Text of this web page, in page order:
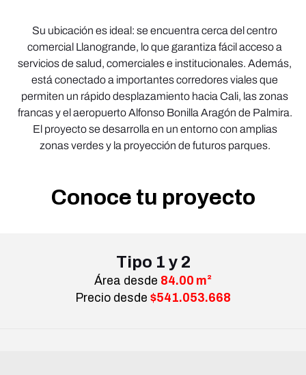
Su ubicación es ideal: se encuentra cerca del centro
comercial Llanogrande, lo que garantiza fácil acceso a
servicios de salud, comerciales e institucionales. Además,
está conectado a importantes corredores viales que
permiten un rápido desplazamiento hacia Cali, las zonas
francas y el aeropuerto Alfonso Bonilla Aragón de Palmira.
El proyecto se desarrolla en un entorno con amplias
zonas verdes y la proyección de futuros parques.
Conoce tu proyecto
Tipo 1 y 2
Área desde 84.00 m²
Precio desde $541.053.668